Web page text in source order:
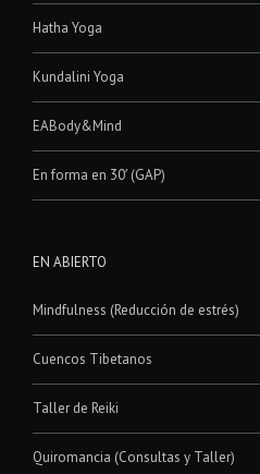
Hatha Yoga
Kundalini Yoga
EABody&Mind
En forma en 30′ (GAP)
EN ABIERTO
Mindfulness (Reducción de estrés)
Cuencos Tibetanos
Taller de Reiki
Quiromancia (Consultas y Taller)